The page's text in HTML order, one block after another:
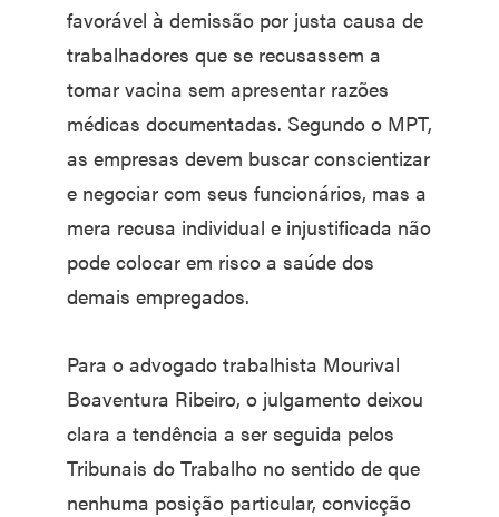
favorável à demissão por justa causa de
trabalhadores que se recusassem a
tomar vacina sem apresentar razões
médicas documentadas. Segundo o MPT,
as empresas devem buscar conscientizar
e negociar com seus funcionários, mas a
mera recusa individual e injustificada não
pode colocar em risco a saúde dos
demais empregados.
Para o advogado trabalhista Mourival
Boaventura Ribeiro, o julgamento deixou
clara a tendência a ser seguida pelos
Tribunais do Trabalho no sentido de que
nenhuma posição particular, convicção